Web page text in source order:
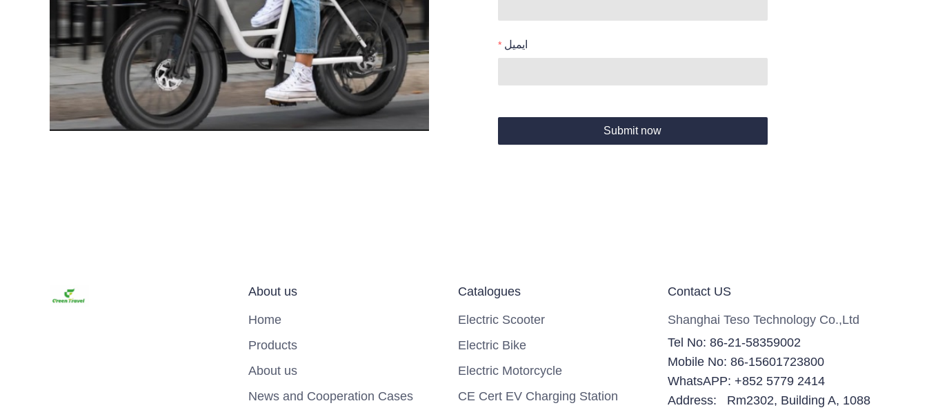
ایمیل
Submit now
About us
Home
Products
About us
News and Cooperation Cases
Catalogues
Electric Scooter
Electric Bike
Electric Motorcycle
CE Cert EV Charging Station
Contact US
Shanghai Teso Technology Co.,Ltd
Tel No: 86-21-58359002
Mobile No: 86-15601723800
WhatsAPP: +852 5779 2414
Address: Rm2302, Building A, 1088